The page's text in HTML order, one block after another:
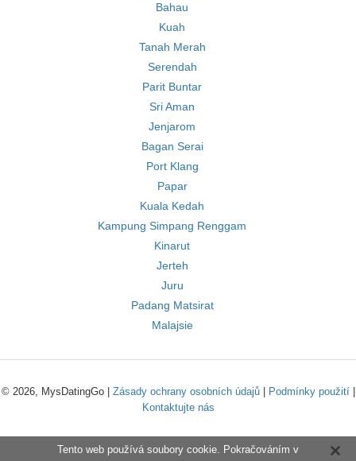
Bahau
Kuah
Tanah Merah
Serendah
Parit Buntar
Sri Aman
Jenjarom
Bagan Serai
Port Klang
Papar
Kuala Kedah
Kampung Simpang Renggam
Kinarut
Jerteh
Juru
Padang Matsirat
Malajsie
© 2026, MysDatingGo | Zásady ochrany osobních údajů| Podmínky použití|
Kontaktujte nás
Tento web používá soubory cookie. Pokračováním v